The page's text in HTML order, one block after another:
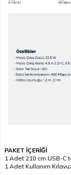
PAKET İÇERİĞİ
1 Adet 210 cm USB-C
1 Adet Kullanım